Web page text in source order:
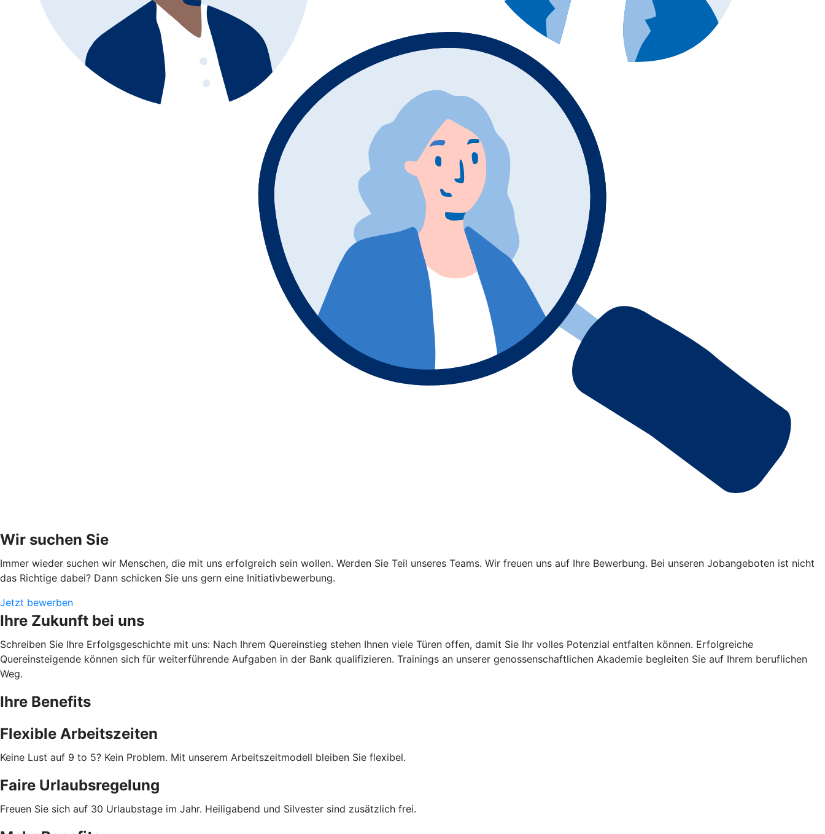
Wir suchen Sie
Immer wieder suchen wir Menschen, die mit uns erfolgreich sein wollen. Werden Sie Teil unseres Teams. Wir freuen uns auf Ihre Bewerbung. Bei unseren Jobangeboten ist nicht
das Richtige dabei? Dann schicken Sie uns gern eine Initiativbewerbung.
Jetzt bewerben
Ihre Zukunft bei uns
Schreiben Sie Ihre Erfolgsgeschichte mit uns: Nach Ihrem Quereinstieg stehen Ihnen viele Türen offen, damit Sie Ihr volles Potenzial entfalten können. Erfolgreiche
Quereinsteigende können sich für weiterführende Aufgaben in der Bank qualifizieren. Trainings an unserer genossenschaftlichen Akademie begleiten Sie auf Ihrem beruflichen
Weg.
Ihre Benefits
Flexible Arbeitszeiten
Keine Lust auf 9 to 5? Kein Problem. Mit unserem Arbeitszeitmodell bleiben Sie flexibel.
Faire Urlaubsregelung
Freuen Sie sich auf 30 Urlaubstage im Jahr. Heiligabend und Silvester sind zusätzlich frei.